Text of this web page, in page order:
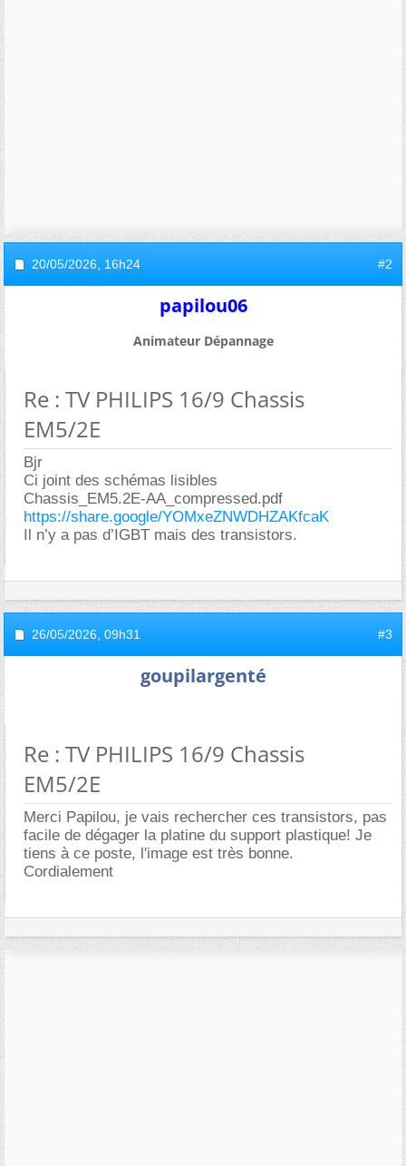
20/05/2026, 16h24 #2
papilou06
Animateur Dépannage
Re : TV PHILIPS 16/9 Chassis
EM5/2E
Bjr
Ci joint des schémas lisibles
Chassis_EM5.2E-AA_compressed.pdf
https://share.google/YOMxeZNWDHZAKfcaK
Il n’y a pas d’IGBT mais des transistors.
26/05/2026, 09h31 #3
goupilargenté
Re : TV PHILIPS 16/9 Chassis
EM5/2E
Merci Papilou, je vais rechercher ces transistors, pas
facile de dégager la platine du support plastique! Je
tiens à ce poste, l'image est très bonne.
Cordialement